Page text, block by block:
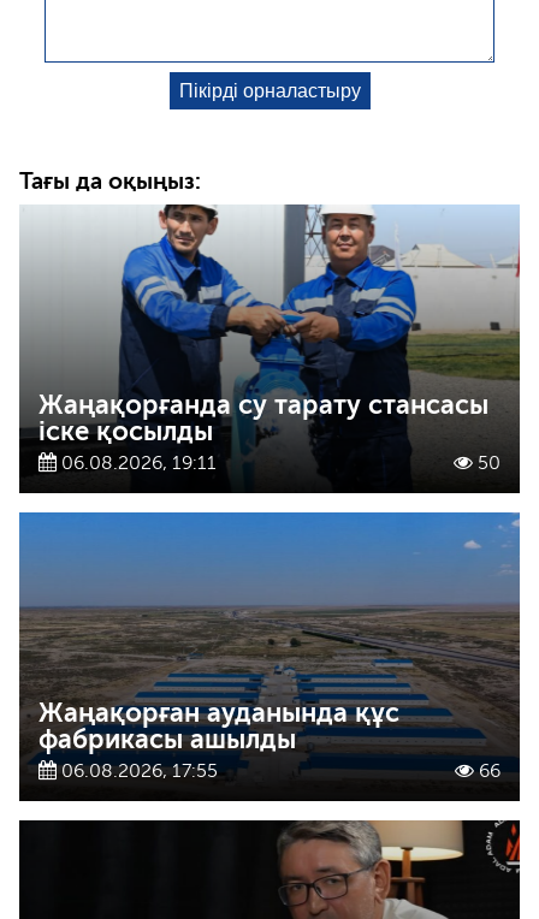
Тағы да оқыңыз:
Жаңақорғанда су тарату стансасы
іске қосылды
06.08.2026, 19:11 50
Жаңақорған ауданында құс
фабрикасы ашылды
06.08.2026, 17:55 66